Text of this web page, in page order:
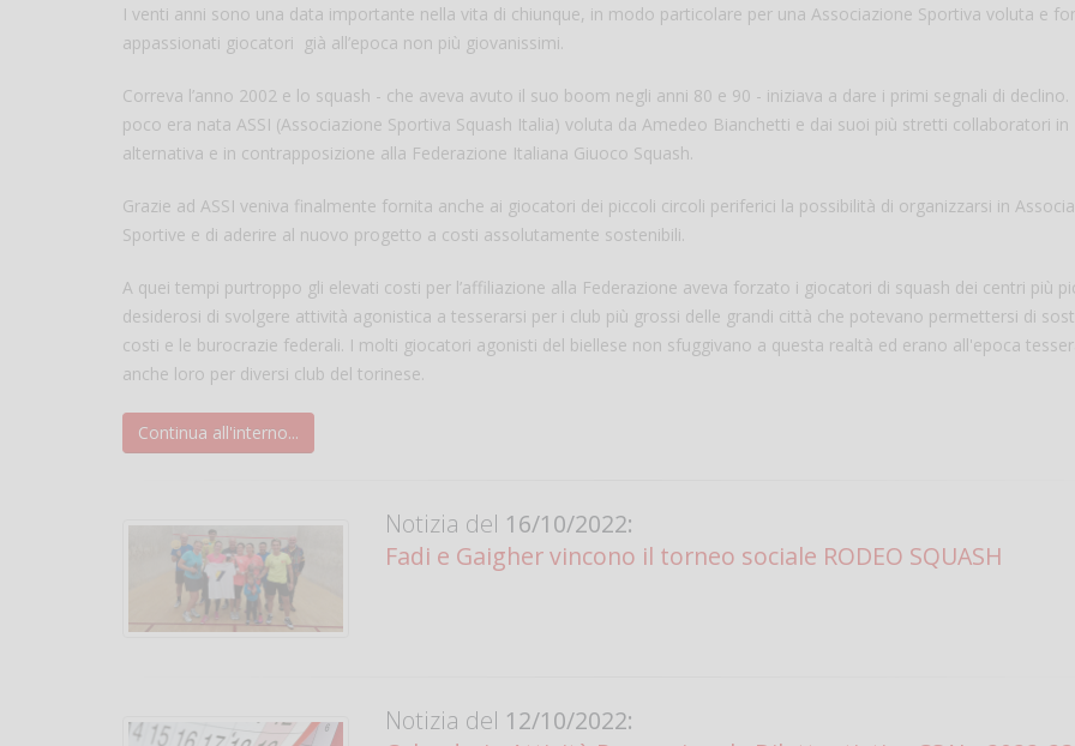
I venti anni sono una data importante nella vita di chiunque, in modo particolare per una Associazione Sportiva voluta e
appassionati giocatori già all’epoca non più giovanissimi.
Correva l’anno 2002 e lo squash - che aveva avuto il suo boom negli anni 80 e 90 - iniziava a dare i primi segnali di declino.
poco era nata ASSI (Associazione Sportiva Squash Italia) voluta da Amedeo Bianchetti e dai suoi più stretti collaboratori in
alternativa e in contrapposizione alla Federazione Italiana Giuoco Squash.
Grazie ad ASSI veniva finalmente fornita anche ai giocatori dei piccoli circoli periferici la possibilità di organizzarsi in
Sportive e di aderire al nuovo progetto a costi assolutamente sostenibili.
A quei tempi purtroppo gli elevati costi per l’affiliazione alla Federazione aveva forzato i giocatori di squash dei centri più
desiderosi di svolgere attività agonistica a tesserarsi per i club più grossi delle grandi città che potevano permettersi di
costi e le burocrazie federali. I molti giocatori agonisti del biellese non sfuggivano a questa realtà ed erano all'epoca
anche loro per diversi club del torinese.
Continua all'interno...
Notizia del 16/10/2022:
Fadi e Gaigher vincono il torneo sociale RODEO SQUASH
Notizia del 12/10/2022:
Salve,
come fare per